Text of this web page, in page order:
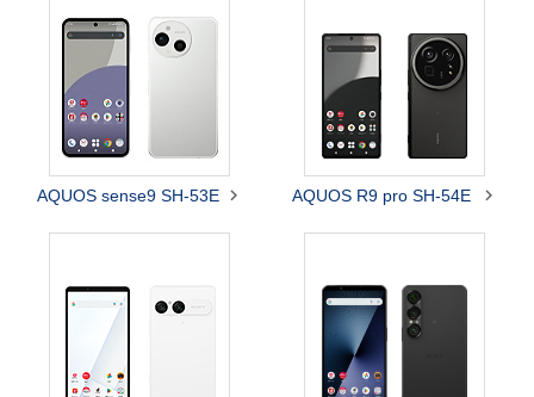
AQUOS sense9 SH-53E  AQUOS R9 pro SH-54E 